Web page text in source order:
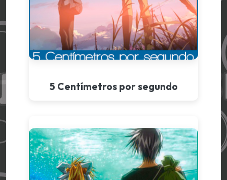
5 Centímetros por segundo